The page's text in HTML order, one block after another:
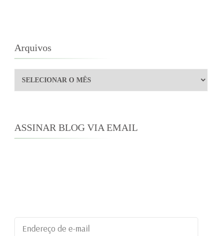
Arquivos
Arquivos
ASSINAR BLOG VIA EMAIL
Endereço